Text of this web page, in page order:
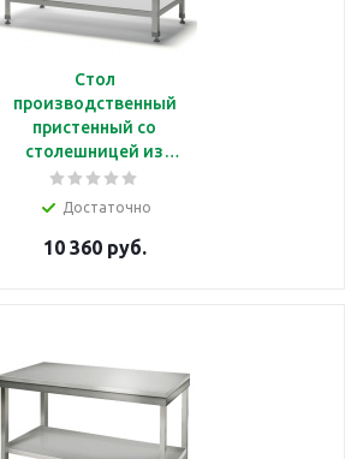
Стол
производственный
пристенный со
столешницей из
нерж.стали, 70*80*87
см, полка из нерж. стали
УНПН
Достаточно
10 360 руб.